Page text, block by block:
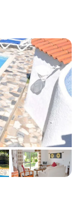
banho
banheira e uma
de uma